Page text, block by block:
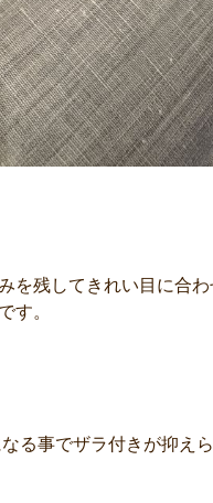
を残してきれい目に合
す。
る事でザラ付きが抑えら